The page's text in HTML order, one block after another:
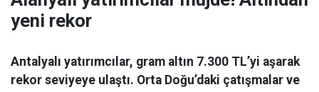
yeni rekor
Antalyalı yatırımcılar, gram altın 7.300 TL’yi aşarak
rekor seviyeye ulaştı. Orta Doğu’daki çatışmalar ve